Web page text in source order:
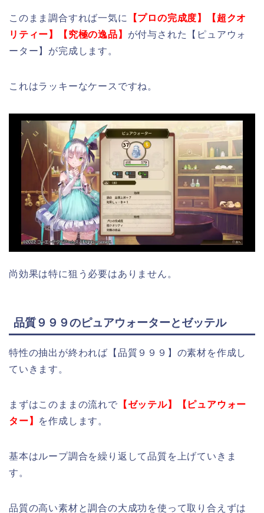
このまま調合すれば一気に
【プロの完成度】【超クオ
リティー】【究極の逸品】 が付与された【ピュアウォ
ーター】が完成します。
これはラッキーなケースですね。
尚効果は特に狙う必要はありません。
品質９９９のピュアウォーターとゼッテル
特性の抽出が終われば【品質９９９】の素材を作成し
ていきます。
まずはこのままの流れで 【ゼッテル】【ピュアウォー
ター】 を作成します。
基本はループ調合を繰り返して品質を上げていきま
す。
品質の高い素材と調合の大成功を使って取り合えずは